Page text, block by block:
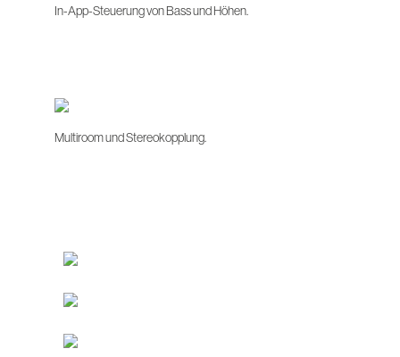
In-App-Steuerung von Bass und Höhen.
Multiroom und Stereokopplung.